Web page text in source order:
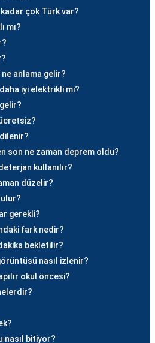
kadar çok Türk var?
mı?
anlama gelir?
iyi elektrikli mi?
son ne zaman deprem oldu?
kullanılır?
düzelir?
gerekli?
fark nedir?
bekletilir?
nasıl izlenir?
okul öncesi?
nasıl bitiyor?